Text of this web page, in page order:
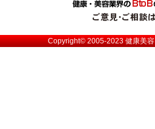
Copyright© 2005-2023健康美